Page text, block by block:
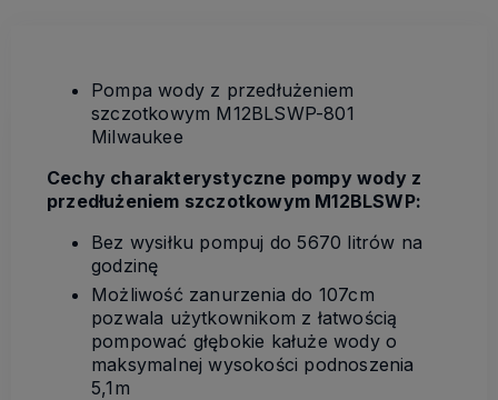
Pompa wody z przedłużeniem
szczotkowym M12BLSWP-801
Milwaukee
Cechy charakterystyczne pompy wody z
przedłużeniem szczotkowym M12BLSWP:
Bez wysiłku pompuj do 5670 litrów na
godzinę
Możliwość zanurzenia do 107cm
pozwala użytkownikom z łatwością
pompować głębokie kałuże wody o
maksymalnej wysokości podnoszenia
5,1m